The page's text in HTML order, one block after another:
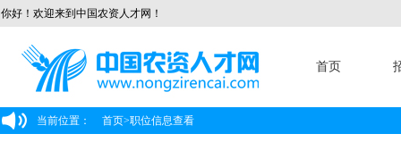
你好！欢迎来到中国农资人才网！
首页
当前位置： 首页>职位信息查看